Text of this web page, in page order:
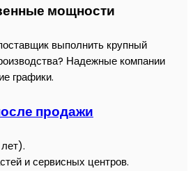
мощности
выполнить крупный
Надежные компании
графики.
продажи
и сервисных центров.